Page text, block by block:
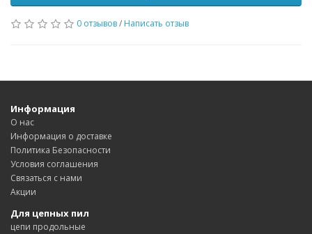
0 отзывов/ Написать отзыв
Информация
О нас
Информация о доставке
Политика Безопасности
Условия соглашения
Связаться с нами
Акции
Для цепных пил
цепи продольные